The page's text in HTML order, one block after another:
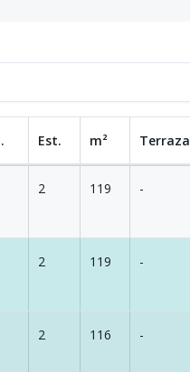
Est. m² Terraza
2 119 -
2 119 -
2 116 -